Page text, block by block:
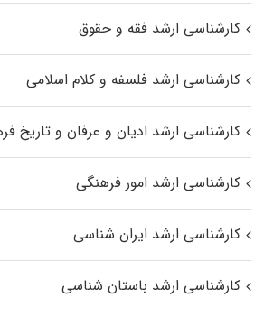
کارشناسی ارشد فقه و حقوق
کارشناسی ارشد فلسفه و کلام اسلامی
کارشناسی ارشد ادیان و عرفان و تاریخ
کارشناسی ارشد امور فرهنگی
کارشناسی ارشد ایران شناسی
کارشناسی ارشد باستان شناسی